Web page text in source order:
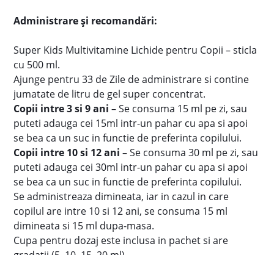
Administrare și recomandări:
Super Kids Multivitamine Lichide pentru Copii – sticla
cu 500 ml.
Ajunge pentru 33 de Zile de administrare si contine
jumatate de litru de gel super concentrat.
Copii intre 3 si 9 ani – Se consuma 15 ml pe zi, sau
puteti adauga cei 15ml intr-un pahar cu apa si apoi
se bea ca un suc in functie de preferinta copilului.
Copii intre 10 si 12 ani – Se consuma 30 ml pe zi, sau
puteti adauga cei 30ml intr-un pahar cu apa si apoi
se bea ca un suc in functie de preferinta copilului.
Se administreaza dimineata, iar in cazul in care
copilul are intre 10 si 12 ani, se consuma 15 ml
dimineata si 15 ml dupa-masa.
Cupa pentru dozaj este inclusa in pachet si are